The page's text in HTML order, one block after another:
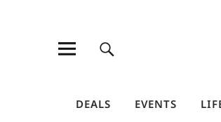
DEALS EVENTS